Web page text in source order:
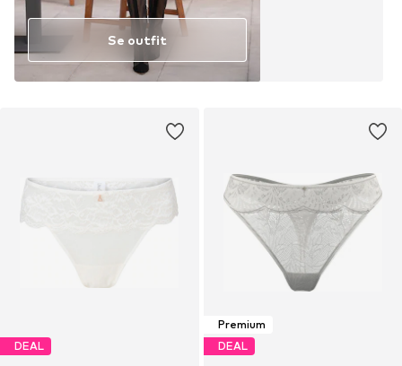
Se outfit
DEAL
Premium
DEAL